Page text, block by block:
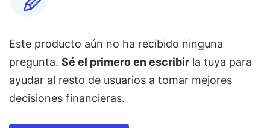
Este producto aún no ha recibido ninguna
pregunta. Sé el primero en escribir la tuya para
ayudar al resto de usuarios a tomar mejores
decisiones financieras.